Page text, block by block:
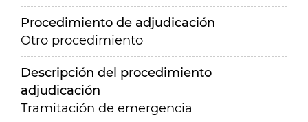
Procedimiento de adjudicación
Otro procedimiento
Descripción del procedimiento
adjudicación
Tramitación de emergencia